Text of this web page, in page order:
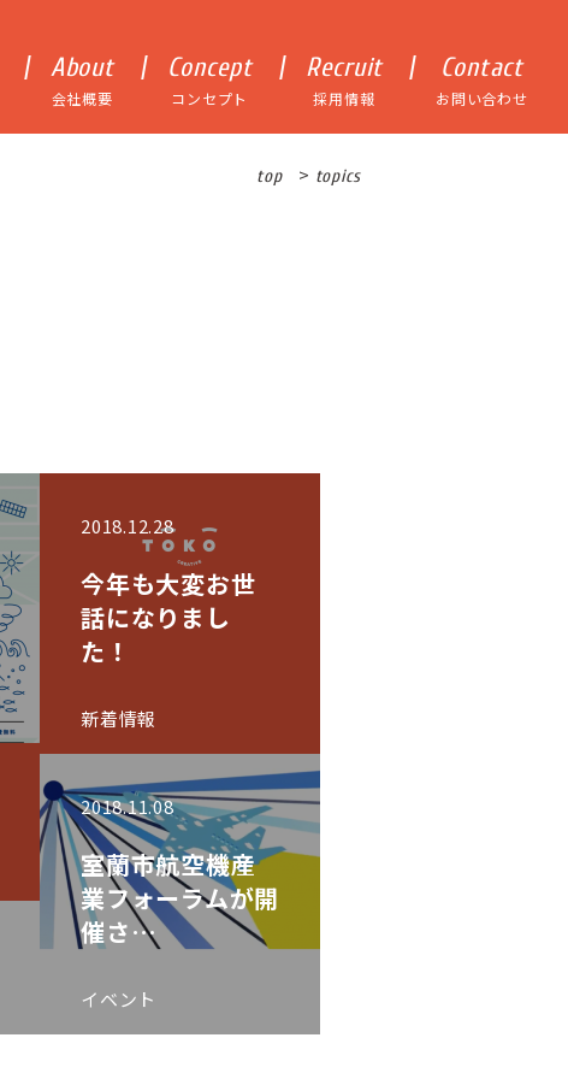
About
会社概要
Concept
コンセプト
Recruit
採用情報
Contact
お問い合わせ
top > topics
2018.12.28
今年も大変お世
話になりまし
た！
新着情報
2018.11.08
室蘭市航空機産
業フォーラムが開
催さ…
イベント